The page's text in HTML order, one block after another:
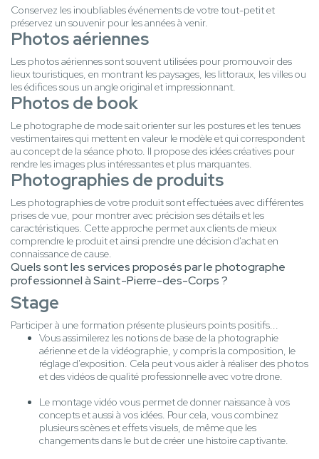
Conservez les inoubliables événements de votre tout-petit et
préservez un souvenir pour les années à venir.
Photos aériennes
Les photos aériennes sont souvent utilisées pour promouvoir des
lieux touristiques, en montrant les paysages, les littoraux, les villes ou
les édifices sous un angle original et impressionnant.
Photos de book
Le photographe de mode sait orienter sur les postures et les tenues
vestimentaires qui mettent en valeur le modèle et qui correspondent
au concept de la séance photo. Il propose des idées créatives pour
rendre les images plus intéressantes et plus marquantes.
Photographies de produits
Les photographies de votre produit sont effectuées avec différentes
prises de vue, pour montrer avec précision ses détails et les
caractéristiques. Cette approche permet aux clients de mieux
comprendre le produit et ainsi prendre une décision d'achat en
connaissance de cause.
Quels sont les services proposés par le photographe
professionnel à Saint-Pierre-des-Corps ?
Stage
Participer à une formation présente plusieurs points positifs...
Vous assimilerez les notions de base de la photographie
aérienne et de la vidéographie, y compris la composition, le
réglage d'exposition. Cela peut vous aider à réaliser des photos
et des vidéos de qualité professionnelle avec votre drone.
Le montage vidéo vous permet de donner naissance à vos
concepts et aussi à vos idées. Pour cela, vous combinez
plusieurs scènes et effets visuels, de même que les
changements dans le but de créer une histoire captivante.